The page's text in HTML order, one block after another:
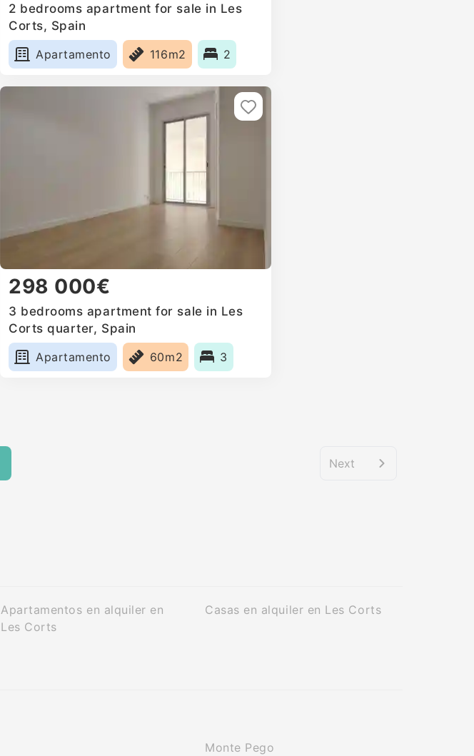
2 bedrooms apartment for sale in Les
Corts, Spain
Apartamento
116m2 2
298 000€
3 bedrooms apartment for sale in Les
Corts quarter, Spain
Apartamento
60m2 3
Next
Apartamentos en alquiler en
Les Corts
Casas en alquiler en Les Corts
Monte Pego